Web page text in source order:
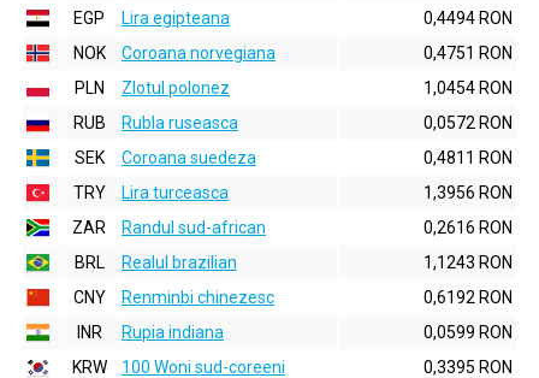
EGP
Lira egipteana
0,4494 RON
NOK
Coroana norvegiana
0,4751 RON
PLN
Zlotul polonez
1,0454 RON
RUB
Rubla ruseasca
0,0572 RON
SEK
Coroana suedeza
0,4811 RON
TRY
Lira turceasca
1,3956 RON
ZAR
Randul sud-african
0,2616 RON
BRL
Realul brazilian
1,1243 RON
CNY
Renminbi chinezesc
0,6192 RON
INR
Rupia indiana
0,0599 RON
KRW
100 Woni sud-coreeni
0,3395 RON